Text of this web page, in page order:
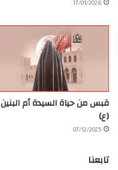
17/01/2026
قبس من حياة السيدة أم البنين
(ع)
07/12/2025
تابعنا